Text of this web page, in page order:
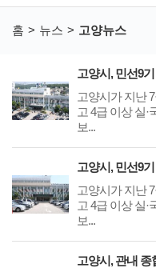
홈 뉴스 고양뉴스
고양시가 지난
고 4급 이상 실·
보...
고양시가 지난
고 4급 이상 실·
보...